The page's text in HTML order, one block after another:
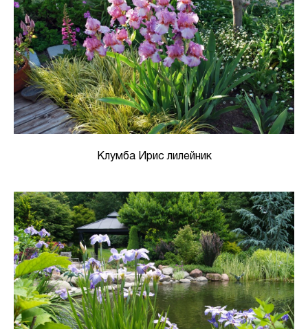
Клумба Ирис лилейник